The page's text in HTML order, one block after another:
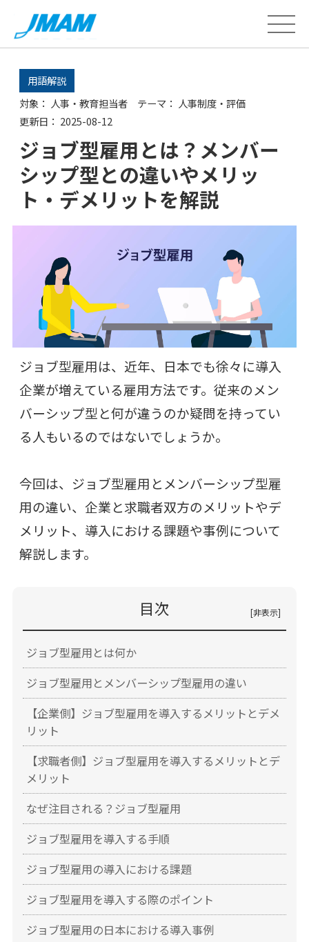
用語解説
対象： 人事・教育担当者 テーマ： 人事制度・評価
更新日： 2025-08-12
ジョブ型雇用とは？メンバー
シップ型との違いやメリッ
ト・デメリットを解説
ジョブ型雇用は、近年、日本でも徐々に導入
企業が増えている雇用方法です。従来のメン
バーシップ型と何が違うのか疑問を持ってい
る人もいるのではないでしょうか。
今回は、ジョブ型雇用とメンバーシップ型雇
用の違い、企業と求職者双方のメリットやデ
メリット、導入における課題や事例について
解説します。
目次
ジョブ型雇用とは何か
ジョブ型雇用とメンバーシップ型雇用の違い
【企業側】ジョブ型雇用を導入するメリットとデメ
リット
【求職者側】ジョブ型雇用を導入するメリットとデ
メリット
なぜ注目される？ジョブ型雇用
ジョブ型雇用を導入する手順
ジョブ型雇用の導入における課題
ジョブ型雇用を導入する際のポイント
ジョブ型雇用の日本における導入事例